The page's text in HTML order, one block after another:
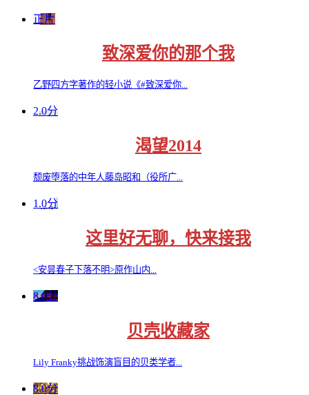
正片
致深爱你的那个我
乙野四方字著作的轻小说《#致深爱你...
2.0分
渴望2014
颓废堕落的中年人藤岛昭和（役所广...
1.0分
这里好无聊，快来接我
<安昙春子下落不明>原作山内...
8.0分
贝壳收藏家
Lily Franky挑战饰演盲目的贝类学者...
8.0分